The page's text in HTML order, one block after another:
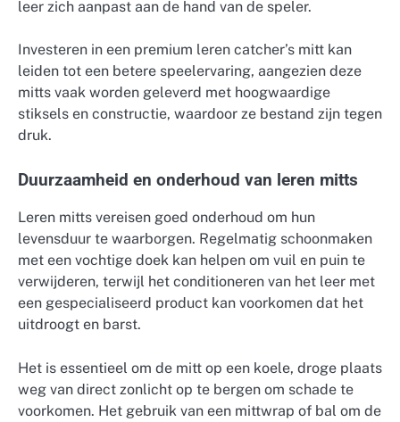
leer zich aanpast aan de hand van de speler.
Investeren in een premium leren catcher’s mitt kan
leiden tot een betere speelervaring, aangezien deze
mitts vaak worden geleverd met hoogwaardige
stiksels en constructie, waardoor ze bestand zijn tegen
druk.
Duurzaamheid en onderhoud van leren mitts
Leren mitts vereisen goed onderhoud om hun
levensduur te waarborgen. Regelmatig schoonmaken
met een vochtige doek kan helpen om vuil en puin te
verwijderen, terwijl het conditioneren van het leer met
een gespecialiseerd product kan voorkomen dat het
uitdroogt en barst.
Het is essentieel om de mitt op een koele, droge plaats
weg van direct zonlicht op te bergen om schade te
voorkomen. Het gebruik van een mittwrap of bal om de